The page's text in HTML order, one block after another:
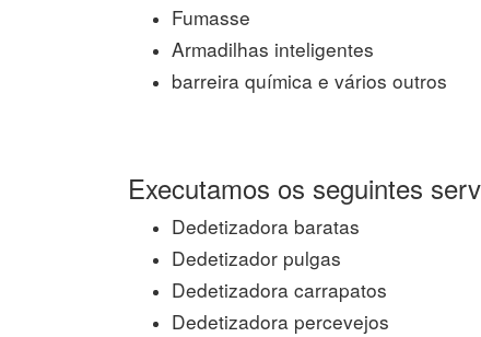
Fumasse
Armadilhas inteligentes
barreira química e vários outros
Executamos os seguintes
Dedetizadora baratas
Dedetizador pulgas
Dedetizadora carrapatos
Dedetizadora percevejos